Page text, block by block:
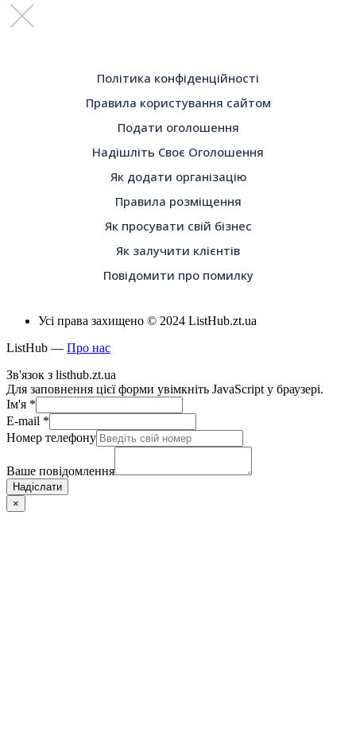
Політика конфіденційності
Правила користування сайтом
Подати оголошення
Надішліть Своє Оголошення
Як додати організацію
Правила розміщення
Як просувати свій бізнес
Як залучити клієнтів
Повідомити про помилку
Усі права захищено © 2024 ListHub.zt.ua
ListHub — Про нас
Зв'язок з listhub.zt.ua
Для заповнення цієї форми увімкніть JavaScript у браузері.
Ім'я *
E-mail *
Номер телефону
Ваше повідомлення
Надіслати
×